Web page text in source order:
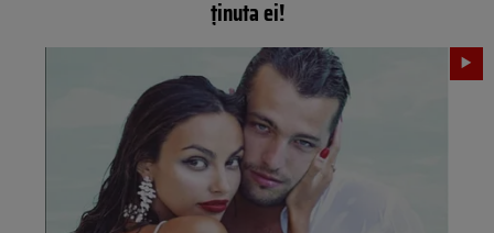
ţinuta ei!